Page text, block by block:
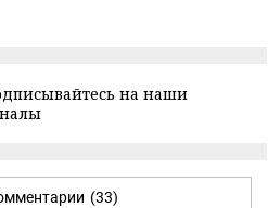
на наши
(33)